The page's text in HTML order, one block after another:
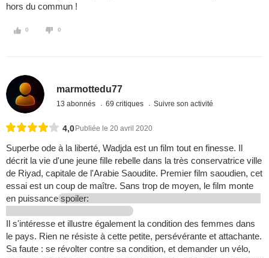
hors du commun !
0 0
marmottedu77
13 abonnés 69 critiques Suivre son activité
4,0 Publiée le 20 avril 2020
Superbe ode à la liberté, Wadjda est un film tout en finesse. Il
décrit la vie d'une jeune fille rebelle dans la très conservatrice ville
de Riyad, capitale de l'Arabie Saoudite. Premier film saoudien, cet
essai est un coup de maître. Sans trop de moyen, le film monte
en puissance spoiler:
Il s'intéresse et illustre également la condition des femmes dans
le pays. Rien ne résiste à cette petite, persévérante et attachante.
Sa faute : se révolter contre sa condition, et demander un vélo,